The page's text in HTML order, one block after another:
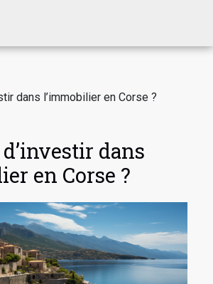
dans l’immobilier en Corse ?
dans
en Corse ?